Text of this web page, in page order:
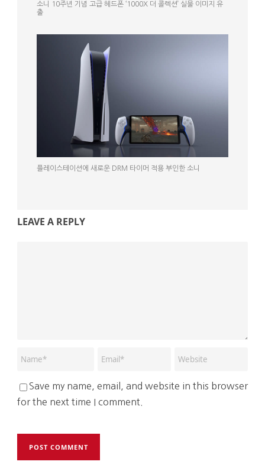
소니 10주년 기념 고급 헤드폰 ‘1000X 더 콜렉션’ 실물 이미지 유
출
플레이스테이션에 새로운 DRM 타이머 적용 부인한 소니
LEAVE A REPLY
Save my name, email, and website in this browser
for the next time I comment.